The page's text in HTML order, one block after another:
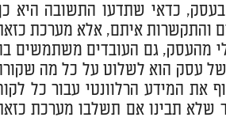
כדאי שתדעו התשובה היא
והתקשרות איתם, אלא מערכת
מהעסק, גם העובדים משתמשים
של עסק הוא לשלוט על כל מה
המידע הרלוונטי עבור כל
שלא תבינו אם תשלבו מערכת